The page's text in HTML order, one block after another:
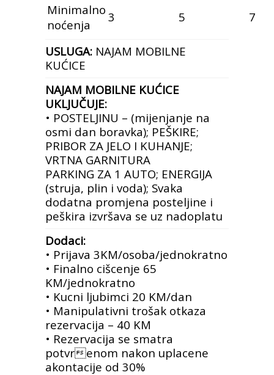
Minimalno
noćenja
3 5 7
USLUGA: NAJAM MOBILNE
KUĆICE
NAJAM MOBILNE KUĆICE
UKLJUČUJE:
• POSTELJINU – (mijenjanje na
osmi dan boravka); PEŠKIRE;
PRIBOR ZA JELO I KUHANJE;
VRTNA GARNITURA
PARKING ZA 1 AUTO; ENERGIJA
(struja, plin i voda); Svaka
dodatna promjena posteljine i
peškira izvršava se uz nadoplatu
Dodaci:
• Prijava 3KM/osoba/jednokratno
• Finalno cišcenje 65
KM/jednokratno
• Kucni ljubimci 20 KM/dan
• Manipulativni trošak otkaza
rezervacija – 40 KM
• Rezervacija se smatra
potvrenom nakon uplacene
akontacije od 30%